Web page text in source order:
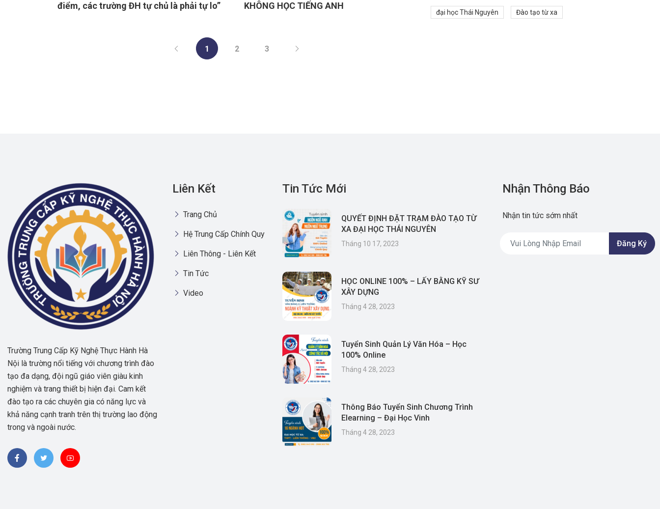
điểm, các trường ĐH tự chủ là phải tự lo”
KHÔNG HỌC TIẾNG ANH
1 2 3
đại học Thái Nguyên Đào tạo từ xa
Trường Trung Cấp Kỹ Nghệ Thực Hành Hà
Nội là trường nổi tiếng với chương trình đào
tạo đa dạng, đội ngũ giáo viên giàu kinh
nghiệm và trang thiết bị hiện đại. Cam kết
đào tạo ra các chuyên gia có năng lực và
khả năng cạnh tranh trên thị trường lao động
trong và ngoài nước.
Liên Kết
Trang Chủ
Hệ Trung Cấp Chính Quy
Liên Thông - Liên Kết
Tin Tức
Video
Tin Tức Mới
QUYẾT ĐỊNH ĐẶT TRẠM ĐÀO TẠO TỪ
XA ĐẠI HỌC THÁI NGUYÊN
Tháng 10 17, 2023
HỌC ONLINE 100% – LẤY BẰNG KỸ SƯ
XÂY DỰNG
Tháng 4 28, 2023
Tuyển Sinh Quản Lý Văn Hóa – Học
100% Online
Tháng 4 28, 2023
Thông Báo Tuyển Sinh Chương Trình
Elearning – Đại Học Vinh
Tháng 4 28, 2023
Nhận Thông Báo
Nhận tin tức sớm nhất
Đăng Ký